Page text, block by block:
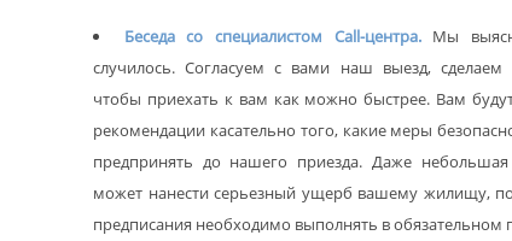
Беседа со специалистом Call-центра.Мы
случилось. Согласуем с вами наш выезд, сделаем
чтобы приехать к вам как можно быстрее. Вам
рекомендации касательно того, какие меры
предпринять до нашего приезда. Даже
может нанести серьезный ущерб вашему жилищу,
предписания необходимо выполнять в обязательном